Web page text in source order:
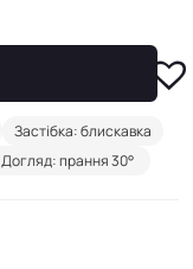
Застібка: блискавка
Догляд: прання 30°